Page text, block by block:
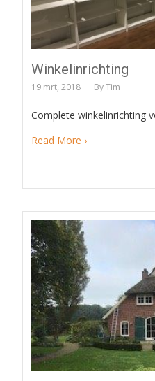
Winkelinrichting
19 mrt, 2018 ByTim
Complete winkelinrichting
Read More ›